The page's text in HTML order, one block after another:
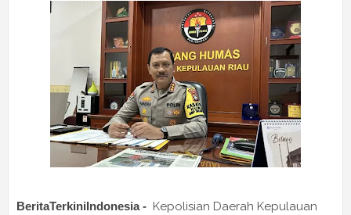
BeritaTerkiniIndonesia - Kepolisian Daerah Kepulauan